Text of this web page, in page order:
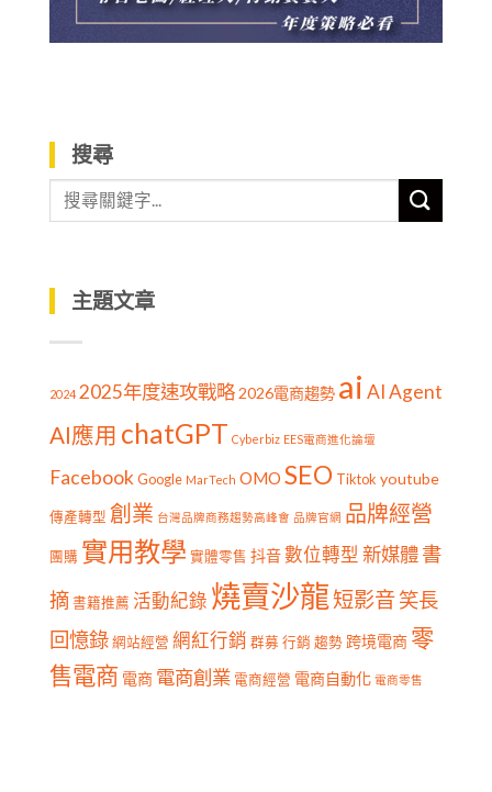
搜尋
主題文章
2024 2025年度速攻戰略2026電商趨勢 ai AI Agent
AI應用 chatGPT Cyberbiz EES電商進化論壇
Facebook Google MarTech OMO SEO Tiktok youtube
傳產轉型 創業 台灣品牌商務趨勢高峰會 品牌官網 品牌經營
團購 實用教學 實體零售 抖音數位轉型 新媒體書
摘 書籍推薦 活動紀錄 燒賣沙龍短影音笑長
回憶錄 網站經營 網紅行銷 群募 行銷 趨勢 跨境電商 零
售電商 電商 電商創業 電商經營 電商自動化 電商零售